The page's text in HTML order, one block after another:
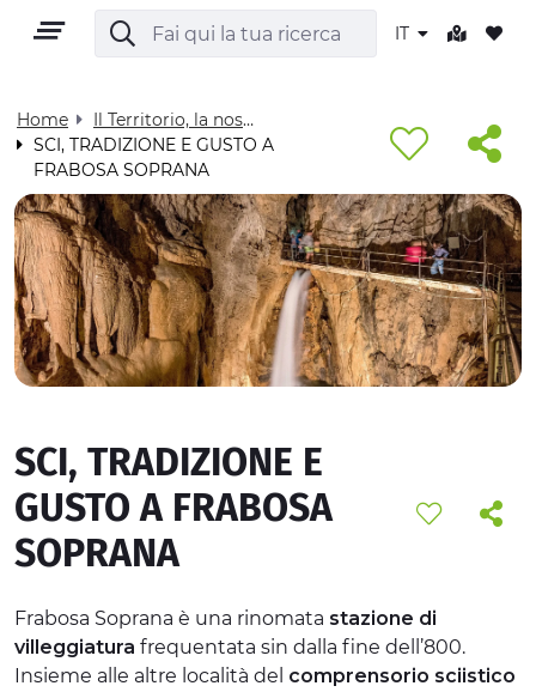
IT
TERRITORIO
CULTURA
NATURA E BENESSERE
ESPERIENZE
EVENTI
OFFERTE
Home
Il Territorio, la nostra casa - Visit Cuneese
SCI, TRADIZIONE E GUSTO A
FRABOSA SOPRANA
SCI, TRADIZIONE E
GUSTO A FRABOSA
SOPRANA
Frabosa Soprana è una rinomata stazione di
villeggiatura frequentata sin dalla fine dell’800.
Insieme alle altre località del comprensorio sciistico